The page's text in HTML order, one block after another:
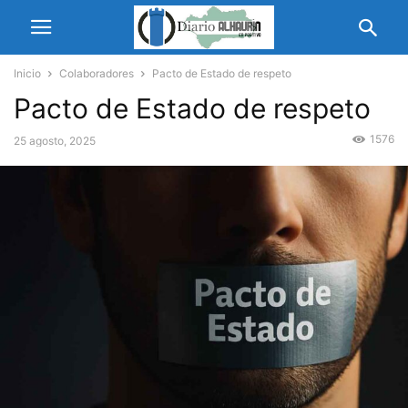
Inicio Colaboradores Pacto de Estado de respeto
Pacto de Estado de respeto
25 agosto, 2025 1576